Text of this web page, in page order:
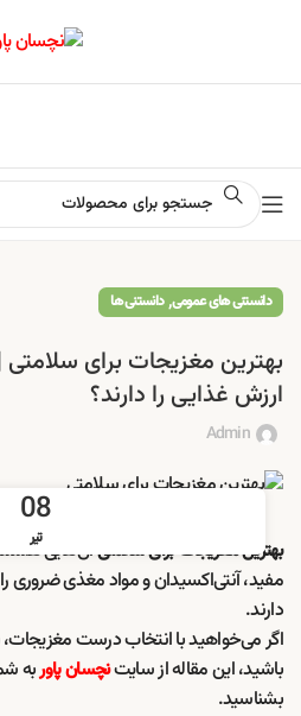
دانستنی های عمومی,دانستنی ها
بهترین مغزیجات برای
ارزش غذایی را دارند؟
Admin
08
تیر بهترین مغزیجات برای سلامتیآن‌هایی
مفید، آنتی‌اکسیدان و مواد مغذی ضروری
دارند.
اگر می‌خواهید با انتخاب درست
باشید، این مقاله از سایتنچسان پاوربه
بشناسید.